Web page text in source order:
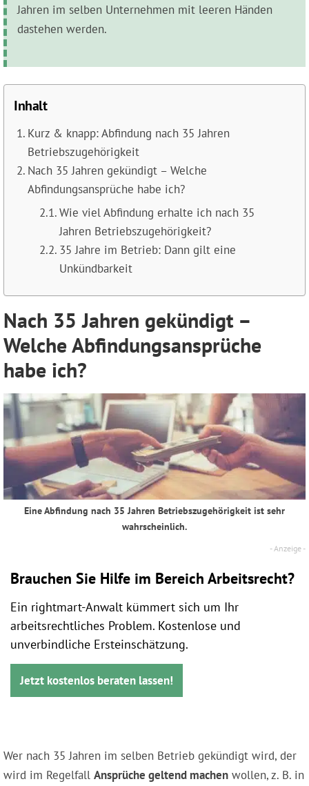
Jahren im selben Unternehmen mit leeren Händen
dastehen werden.
Inhalt
Kurz & knapp: Abfindung nach 35 Jahren
Betriebszugehörigkeit
Nach 35 Jahren gekündigt – Welche
Abfindungsansprüche habe ich?
Wie viel Abfindung erhalte ich nach 35
Jahren Betriebszugehörigkeit?
35 Jahre im Betrieb: Dann gilt eine
Unkündbarkeit
Nach 35 Jahren gekündigt –
Welche Abfindungsansprüche
habe ich?
Eine Abfindung nach 35 Jahren Betriebszugehörigkeit ist sehr
wahrscheinlich.
Brauchen Sie Hilfe im Bereich Arbeitsrecht?
Ein rightmart-Anwalt kümmert sich um Ihr
arbeitsrechtliches Problem. Kostenlose und
unverbindliche Ersteinschätzung.
Jetzt kostenlos beraten lassen!
Wer nach 35 Jahren im selben Betrieb gekündigt wird, der
wird im Regelfall Ansprüche geltend machen wollen, z. B. in